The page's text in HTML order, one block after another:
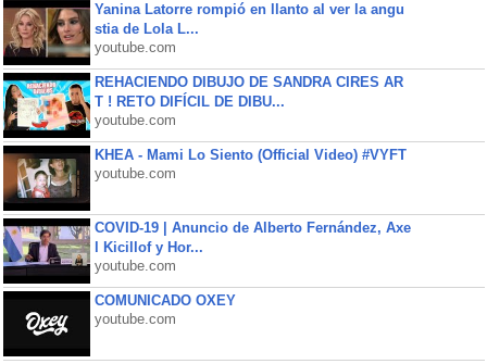
Yanina Latorre rompió en llanto al ver la angu
stia de Lola L...
youtube.com
REHACIENDO DIBUJO DE SANDRA CIRES AR
T ! RETO DIFÍCIL DE DIBU...
youtube.com
KHEA - Mami Lo Siento (Official Video) #VYFT
youtube.com
COVID-19 | Anuncio de Alberto Fernández, Axe
l Kicillof y Hor...
youtube.com
COMUNICADO OXEY
youtube.com